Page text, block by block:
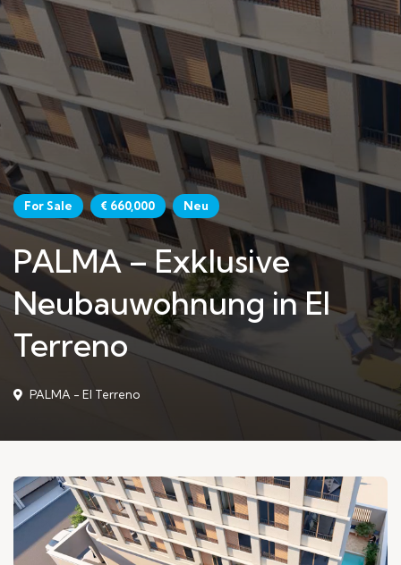
For Sale € 660,000 Neu
PALMA – Exklusive
Neubauwohnung in El
Terreno
PALMA - El Terreno